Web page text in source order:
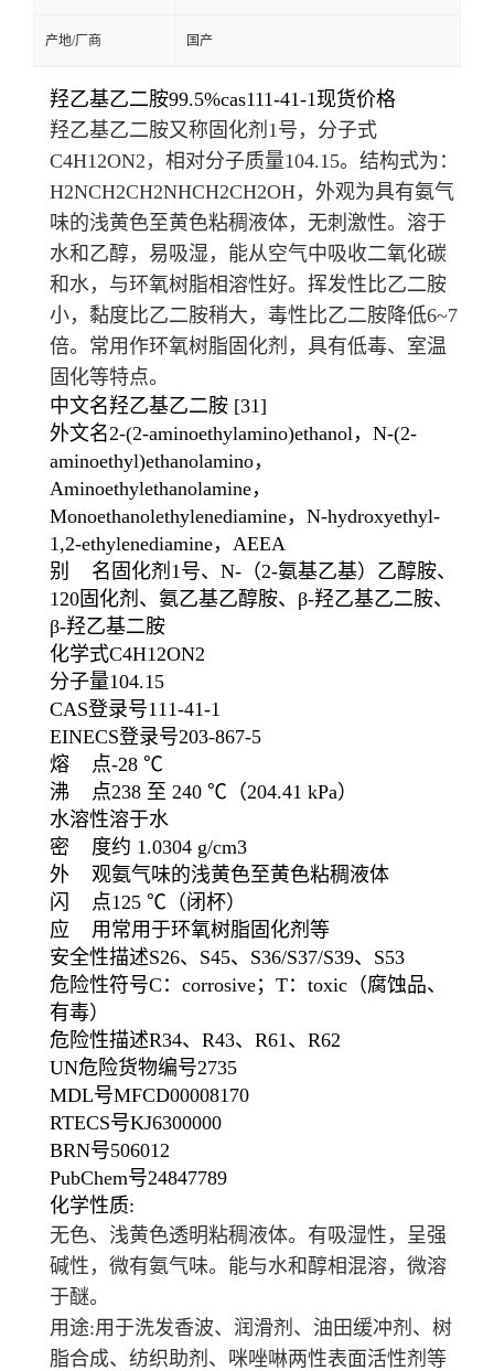
产地/厂商 国产
羟乙基乙二胺99.5%cas111-41-1现货价格
羟乙基乙二胺又称固化剂1号，分子式
C4H12ON2 ，相对分子质量104.15。结构式为：
H2NCH2CH2NHCH2CH2OH，外观为具有氨气
味的浅黄色至黄色粘稠液体，无刺激性。溶于
水和乙醇，易吸湿，能从空气中吸收二氧化碳
和水，与环氧树脂相溶性好。挥发性比乙二胺
小，黏度比乙二胺稍大，毒性比乙二胺降低6~7
倍。常用作环氧树脂固化剂，具有低毒、室温
固化等特点。
中文名羟乙基乙二胺 [31]
外文名2-(2-aminoethylamino)ethanol，N-(2-
aminoethyl)ethanolamino，
Aminoethylethanolamine，
Monoethanolethylenediamine，N-hydroxyethyl-
1,2-ethylenediamine，AEEA
别 名 固化剂1号、 N-（2-氨基乙基）乙醇胺、
120固化剂 、 氨乙基乙醇胺、 β-羟乙基乙二胺、
β-羟乙基二胺
化学式C4H12ON2
分子量104.15
CAS登录号111-41-1
EINECS登录号203-867-5
熔 点-28 ℃
沸 点238 至 240 ℃ （204.41 kPa）
水溶性溶于水
密 度约 1.0304 g/cm3
外 观氨气味的浅黄色至黄色粘稠液体
闪 点125 ℃ （闭杯）
应 用 常用于环氧树脂固化剂等
安全性描述S26、S45、S36/S37/S39、S53
危险性符号C：corrosive；T：toxic （腐蚀品、
有毒）
危险性描述R34、R43、R61、R62
UN危险货物编号2735
MDL号MFCD00008170
RTECS号KJ6300000
BRN号506012
PubChem号24847789
化学性质:
无色、浅黄色透明粘稠液体。有吸湿性，呈强
碱性，微有氨气味。能与水和醇相混溶，微溶
于醚。
用途:用于洗发香波、润滑剂、油田缓冲剂、树
脂合成、纺织助剂、咪唑啉两性表面活性剂等